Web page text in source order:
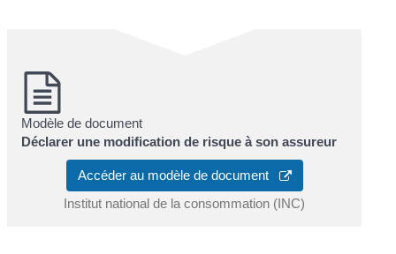
Modèle de document
Déclarer une modification de risque à son assureur
Accéder au modèle de document
Institut national de la consommation (INC)